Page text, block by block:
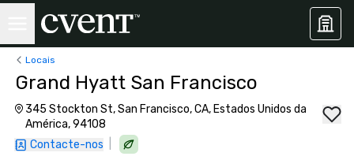
Locais
Grand Hyatt San Francisco
345 Stockton St, San Francisco, CA, Estados Unidos da
América, 94108
Contacte-nos